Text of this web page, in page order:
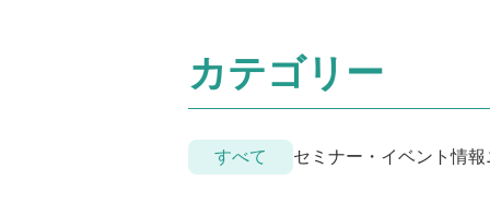
カテゴリー
すべて セミナー・イベント情報